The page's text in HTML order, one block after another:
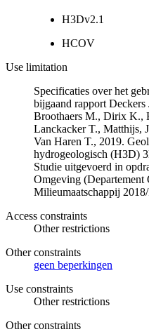
H3Dv2.1
HCOV
Use limitation
Specificaties over het
bijgaand rapport
Broothaers M., Dirix K.,
Lanckacker T., Matthijs,
Van Haren T., 2019.
hydrogeologisch (H3D)
Studie uitgevoerd in
Omgeving (Departement
Milieumaatschappij
Access constraints
Other restrictions
Other constraints
geen beperkingen
Use constraints
Other restrictions
Other constraints